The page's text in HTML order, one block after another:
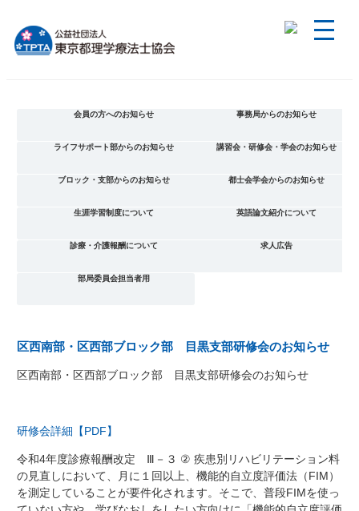
会員の方へのお知らせ 事務局からのお知らせ
ライフサポート部からのお知らせ 講習会・研修会・学会のお知らせ
ブロック・支部からのお知らせ 都士会学会からのお知らせ
生涯学習制度について 英語論文紹介について
診療・介護報酬について 求人広告
部局委員会担当者用
区西南部・区西部ブロック部 目黒支部研修会のお知らせ
区西南部・区西部ブロック部 目黒支部研修会のお知らせ
研修会詳細【PDF】
令和4年度診療報酬改定 Ⅲ－３ ② 疾患別リハビリテーション料
の見直しにおいて、月に１回以上、機能的自立度評価法（FIM）
を測定していることが要件化されます。そこで、普段FIMを使っ